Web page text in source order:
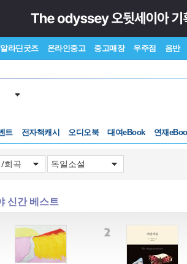
알라딘굿즈 온라인중고 중고매장 우주점 음반
트 전자책캐시 오디오북 대여eBook 연재
신간 베스트